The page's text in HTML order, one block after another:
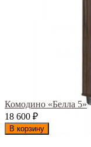
Комодино «Белла 5»
18 600 ₽
В корзину